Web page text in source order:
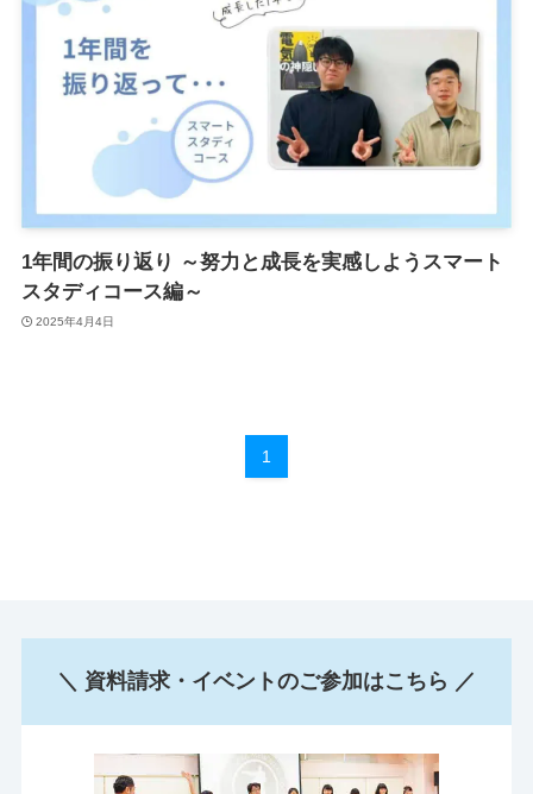
1年間の振り返り ～努力と成長を実感しようスマート
スタディコース編～
2025年4月4日
1
＼ 資料請求・イベントのご参加はこちら ／